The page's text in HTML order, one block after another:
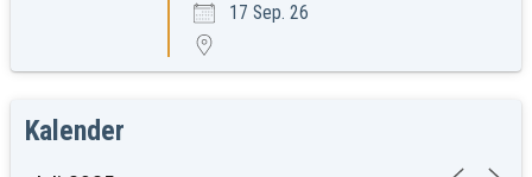
17 Sep. 26
Kalender